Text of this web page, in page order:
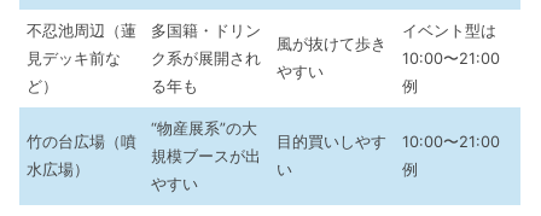
不忍池周辺（蓮
見デッキ前な
ど）
多国籍・ドリン
ク系が展開され
る年も
風が抜けて歩き
やすい
イベント型は
10:00〜21:00
例
竹の台広場（噴
水広場）
“物産展系”の大
規模ブースが出
やすい
目的買いしやす
い
10:00〜21:00
例